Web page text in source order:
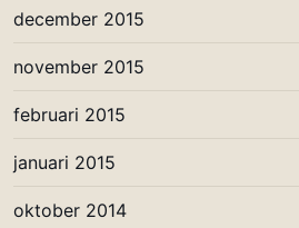
december 2015
november 2015
februari 2015
januari 2015
oktober 2014